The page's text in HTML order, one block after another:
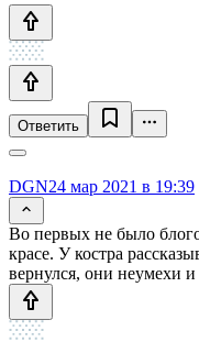
Ответить
DGN24 мар 2021 в 19:39
Во первых не было
красе. У костра
вернулся, они неумехи